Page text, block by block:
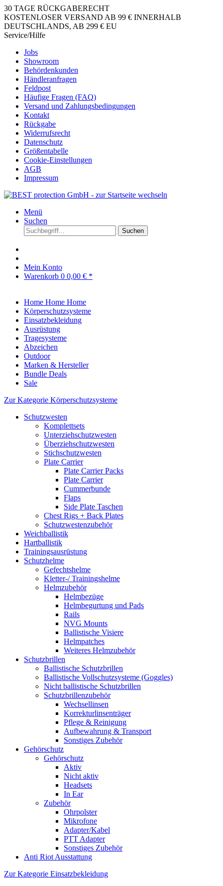
30 TAGE RÜCKGABERECHT
KOSTENLOSER VERSAND AB 99 € INNERHALB
DEUTSCHLANDS, AB 299 € EU
Service/Hilfe
Jobs
Showroom
Behördenkunden
Händleranfragen
Feldpost
Häufige Fragen (FAQ)
Versand und Zahlungsbedingungen
Kontakt
Rückgabe
Widerrufsrecht
Datenschutz
Größentabelle
Cookie-Einstellungen
AGB
Impressum
Menü
Suchen
Suchen
Mein Konto
Warenkorb 0 0,00 € *
Home Home Home
Körperschutzsysteme
Einsatzbekleidung
Ausrüstung
Tragesysteme
Abzeichen
Outdoor
Marken & Hersteller
Bundle Deals
Sale
Zur Kategorie Körperschutzsysteme
Schutzwesten
Komplettsets
Unterziehschutzwesten
Überziehschutzwesten
Stichschutzwesten
Plate Carrier
Plate Carrier Packs
Plate Carrier
Cummerbunde
Flaps
Side Plate Taschen
Chest Rigs + Back Plates
Schutzwestenzubehör
Weichballistik
Hartballistik
Trainingsausrüstung
Schutzhelme
Gefechtshelme
Kletter-/ Trainingshelme
Helmzubehör
Helmbezüge
Helmbegurtung und Pads
Rails
NVG Mounts
Ballistische Visiere
Helmpatches
Weiteres Helmzubehör
Schutzbrillen
Ballistische Schutzbrillen
Ballistische Vollschutzsysteme (Goggles)
Nicht ballistische Schutzbrillen
Schutzbrillenzubehör
Wechsellinsen
Korrekturlinsenträger
Pflege & Reinigung
Aufbewahrung & Transport
Sonstiges Zubehör
Gehörschutz
Gehörschutz
Aktiv
Nicht aktiv
Headsets
In Ear
Zubehör
Ohrpolster
Mikrofone
Adapter/Kabel
PTT Adapter
Sonstiges Zubehör
Anti Riot Ausstattung
Zur Kategorie Einsatzbekleidung